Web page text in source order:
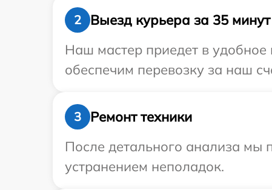
2
Выезд курьера за 35 минут
Наш мастер приедет в удобное
обеспечим перевозку за наш
3
Ремонт техники
После детального анализа мы
устранением неполадок.